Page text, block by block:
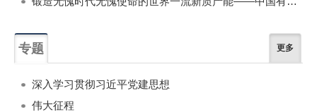
专题 更多
深入学习贯彻习近平党建思想
伟大征程